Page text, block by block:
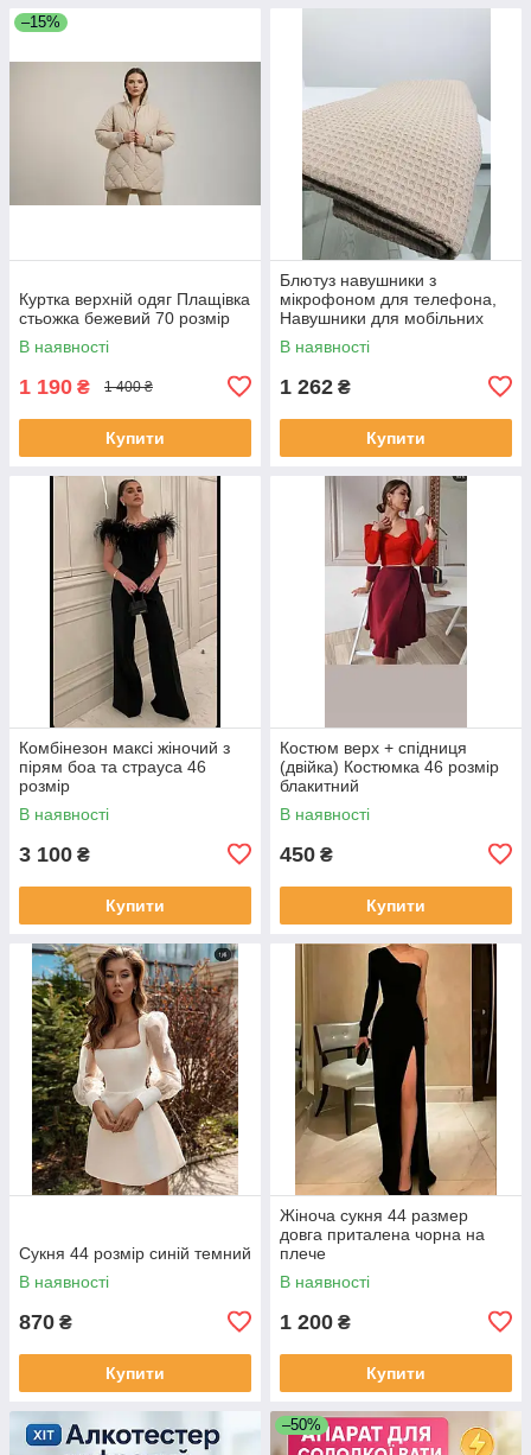
–15%
Куртка верхній одяг Плащівка
стьожка бежевий 70 розмір
В наявності
1 190 ₴ 1 400 ₴
Купити
Блютуз навушники з
мікрофоном для телефона,
Навушники для мобільних
телефонів PRO музики YV-30
В наявності
1 262 ₴
Купити
Комбінезон максі жіночий з
пірям боа та страуса 46
розмір
В наявності
3 100 ₴
Купити
Костюм верх + спідниця
(двійка) Костюмка 46 розмір
блакитний
В наявності
450 ₴
Купити
Сукня 44 розмір синій темний
В наявності
870 ₴
Купити
Жіноча сукня 44 размер
довга приталена чорна на
плече
В наявності
1 200 ₴
Купити
–50%